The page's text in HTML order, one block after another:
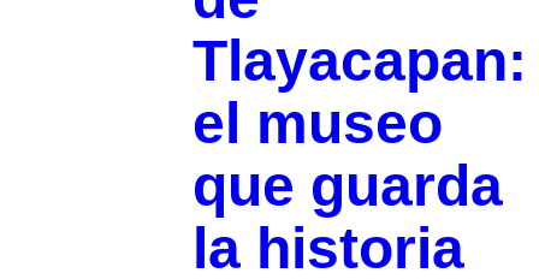
Tlayacapan:
el museo
que guarda
la historia